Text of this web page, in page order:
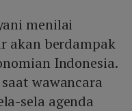
menilai
akan berdampak
Indonesia.
wawancara
sela agenda